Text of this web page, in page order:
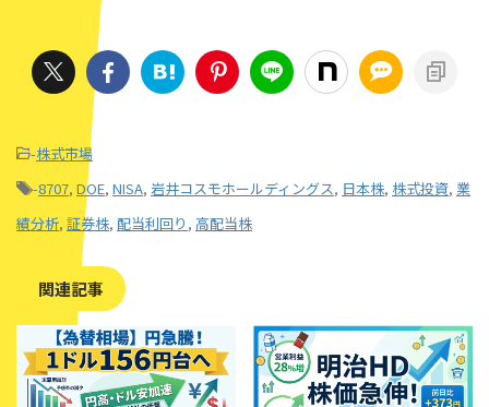
-株式市場
-8707, DOE, NISA, 岩井コスモホールディングス, 日本株, 株式投資, 業
績分析, 証券株, 配当利回り , 高配当株
関連記事